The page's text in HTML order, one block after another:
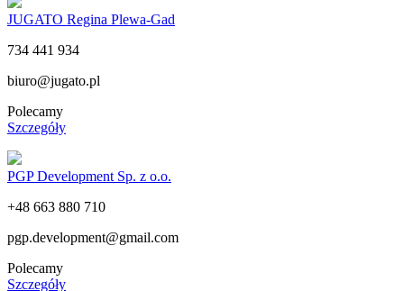
JUGATO Regina Plewa-Gad
734 441 934
biuro@jugato.pl
Polecamy
Szczegóły
PGP Development Sp. z o.o.
+48 663 880 710
pgp.development@gmail.com
Polecamy
Szczegóły